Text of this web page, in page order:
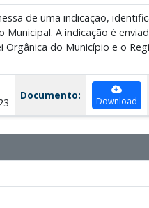
de uma indicação,
Municipal. A indicação é
Orgânica do Município e o
Documento: Download